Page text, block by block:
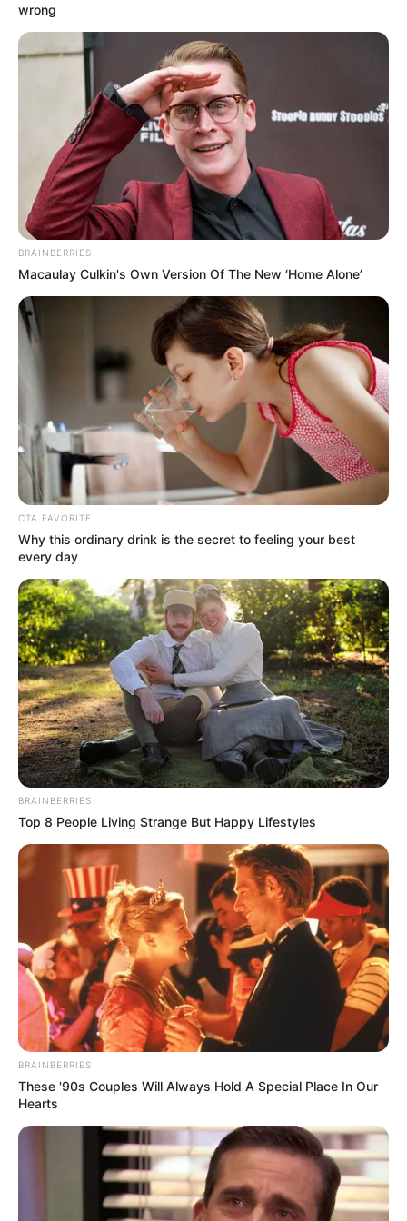
COMPARTIR
ALERTA BOGOTÁ EN GOOGLE NEWS
TEMAS RELACIONADOS
JARDÍN - ANTIOQUIA ASESINATO CRIMEN
MANTÉNGASE EN ALERTA
Tenemos todas las noticias que le
interesan. Para estar bien informado, por
favor, active las notificaciones de Alerta.
ACTIVAR AHORA
TEMAS DESTACADOS
EMERGENCIAS POR LLUVIAS
ELECCIONES PRESIDENCIALES
MARINILLA - ANTIOQUIA
EPM
YONDÓ - ANTIOQUIA
RIONEGRO
wrong
BRAINBERRIES
Macaulay Culkin's Own Version Of The New ‘Home Alone’
CTA FAVORITE
Why this ordinary drink is the secret to feeling your best
every day
BRAINBERRIES
Top 8 People Living Strange But Happy Lifestyles
BRAINBERRIES
These '90s Couples Will Always Hold A Special Place In Our
Hearts